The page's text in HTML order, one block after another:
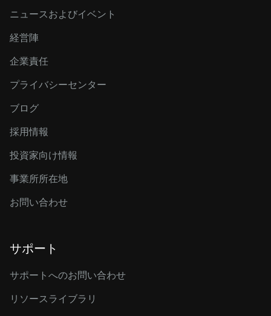
ニュースおよびイベント
経営陣
企業責任
プライバシーセンター
ブログ
採用情報
投資家向け情報
事業所所在地
お問い合わせ
サポート
サポートへのお問い合わせ
リソースライブラリ